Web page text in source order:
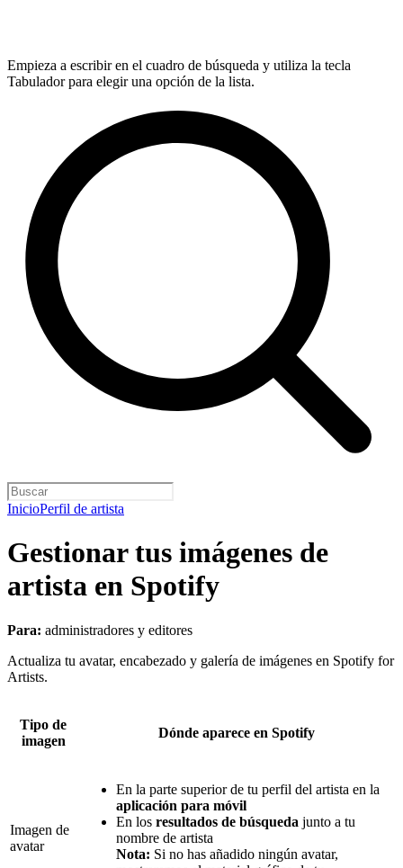
Empieza a escribir en el cuadro de búsqueda y utiliza la tecla
Tabulador para elegir una opción de la lista.
InicioPerfil de artista
Gestionar tus imágenes de
artista en Spotify
Para: administradores y editores
Actualiza tu avatar, encabezado y galería de imágenes en Spotify for
Artists.
Tipo de
imagen
Dónde aparece en Spotify
Imagen de
avatar
En la parte superior de tu perfil del artista en la
aplicación para móvil
En los resultados de búsqueda junto a tu
nombre de artista
Nota: Si no has añadido ningún avatar,